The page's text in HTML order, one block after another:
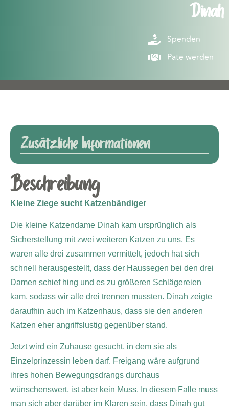
Dinah
Spenden
Pate werden
Zusätzliche Informationen
Beschreibung
Kleine Ziege sucht Katzenbändiger
Die kleine Katzendame Dinah kam ursprünglich als
Sicherstellung mit zwei weiteren Katzen zu uns. Es
waren alle drei zusammen vermittelt, jedoch hat sich
schnell herausgestellt, dass der Haussegen bei den drei
Damen schief hing und es zu größeren Schlägereien
kam, sodass wir alle drei trennen mussten. Dinah zeigte
daraufhin auch im Katzenhaus, dass sie den anderen
Katzen eher angriffslustig gegenüber stand.
Jetzt wird ein Zuhause gesucht, in dem sie als
Einzelprinzessin leben darf. Freigang wäre aufgrund
ihres hohen Bewegungsdrangs durchaus
wünschenswert, ist aber kein Muss. In diesem Falle muss
man sich aber darüber im Klaren sein, dass Dinah gut